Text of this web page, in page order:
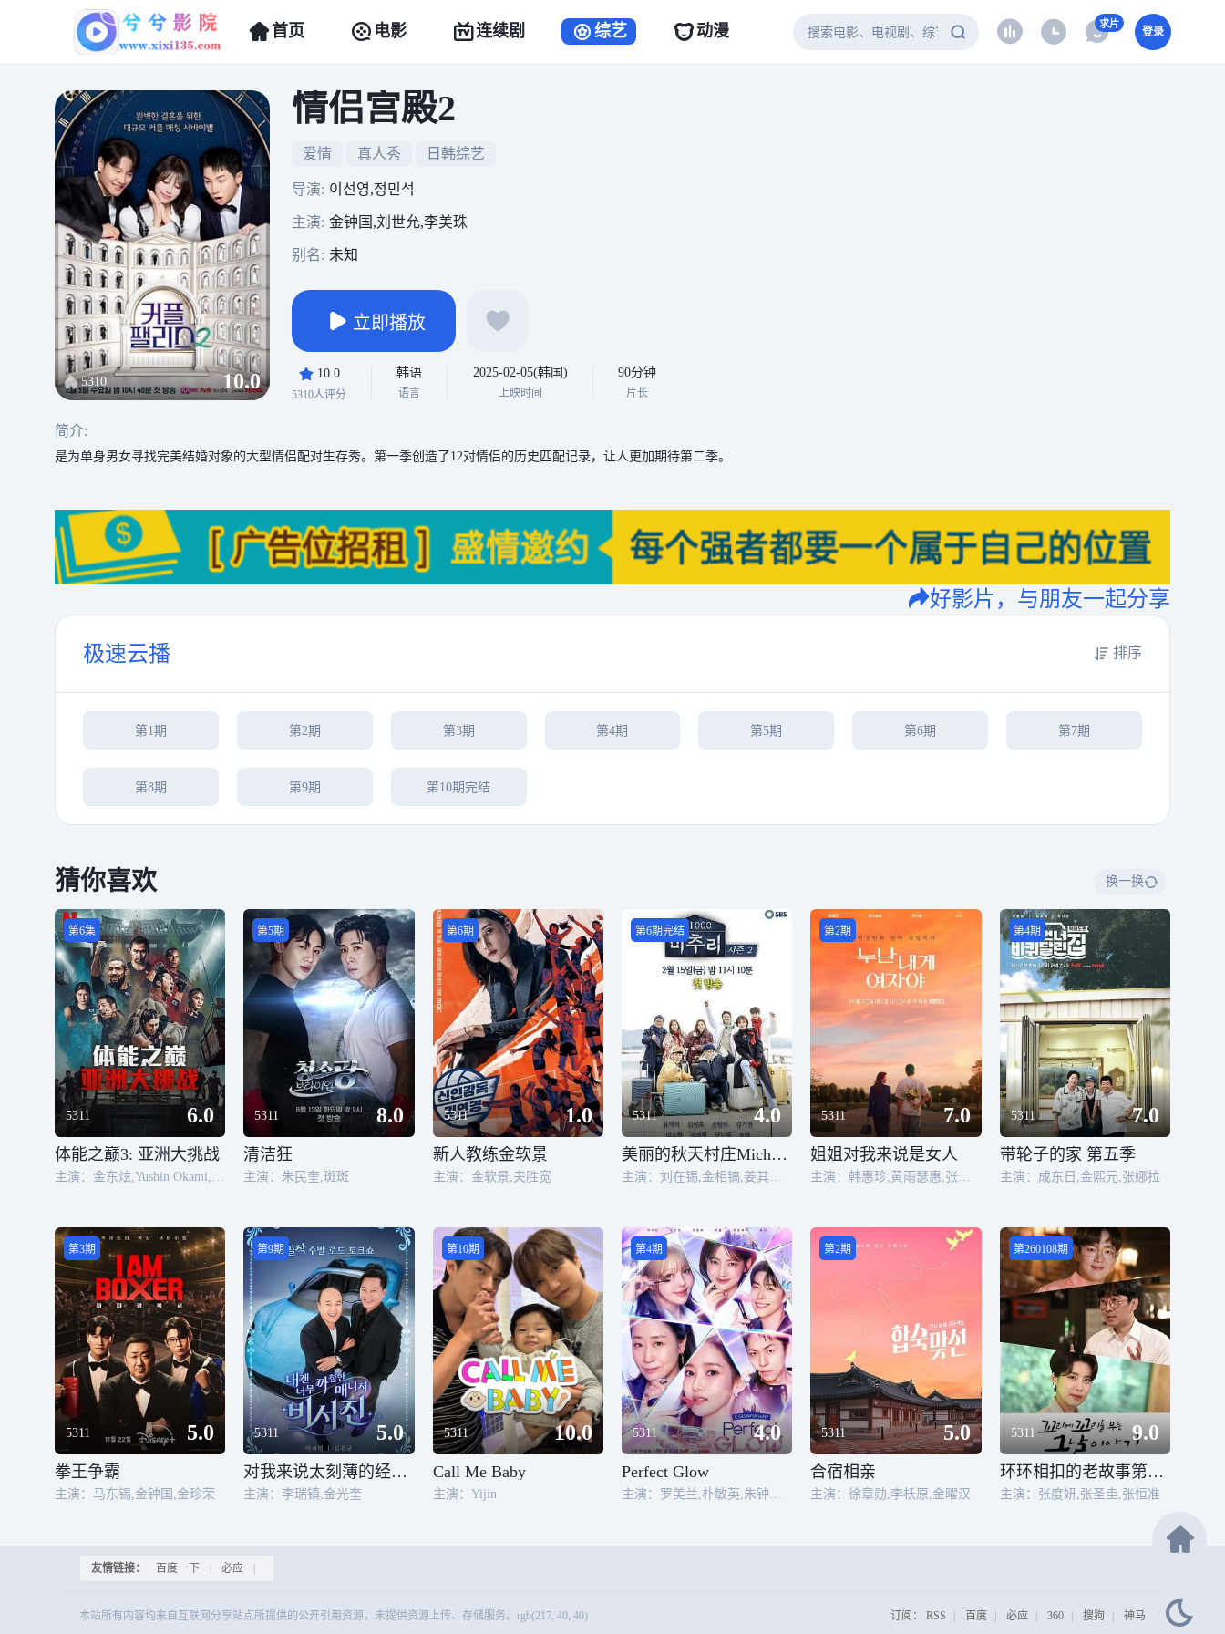
首页 电影 连续剧 综艺 动漫 求片
登录
5310 10.0
情侣宫殿2
爱情 真人秀 日韩综艺
导演: 이선영,정민석
主演: 金钟国,刘世允,李美珠
别名: 未知
立即播放
10.0
5310人评分
韩语
语言
2025-02-05(韩国)
上映时间
90分钟
片长
简介:
是为单身男女寻找完美结婚对象的大型情侣配对生存秀。第一季创造了12对情侣的历史匹配记录，让人更加期待第二季。
好影片，与朋友一起分享
极速云播 排序
第1期 第2期 第3期 第4期 第5期 第6期 第7期
第8期 第9期 第10期完结
猜你喜欢 换一换
5311 6.0
第6集
体能之巅3: 亚洲大挑战
5311 8.0
第5期
清洁狂
主演：朱民奎,斑斑
5311 1.0
第6期
新人教练金软景
主演：金软景,夫胜宽
5311 4.0
第6期完结
美丽的秋天村庄Michuli 第二季
5311 7.0
第2期
姐姐对我来说是女人
5311 7.0
第4期
带轮子的家 第五季
主演：成东日,金熙元,张娜拉
5311 5.0
第3期
拳王争霸
主演：马东锡,金钟国,金珍荣
5311 5.0
第9期
对我来说太刻薄的经纪人 秘书镇
主演：李瑞镇,金光奎
5311 10.0
第10期
Call Me Baby
主演：Yijin
5311 4.0
第4期
Perfect Glow
主演：罗美兰,朴敏英,朱钟赫,车红,郑相揆,波妮
5311 5.0
第2期
合宿相亲
主演：徐章勋,李枖原,金曜汉
5311 9.0
第260108期
环环相扣的老故事第一季
主演：张度妍,张圣圭,张恒准
友情链接： 百度一下 | 必应 |
本站所有内容均来自互联网分享站点所提供的公开引用资源，未提供资源上传、存储服务。rgb(217, 40, 40) 订阅： RSS | 百度 | 必应 | 360 | 搜狗 | 神马